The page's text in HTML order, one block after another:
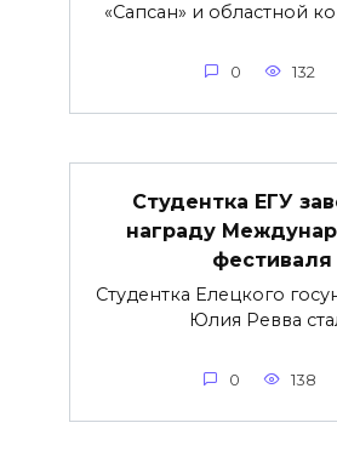
«Сапсан» и областной
0 132
Студентка ЕГУ
награду
фестиваля
Студентка Елецкого
Юлия Ревва
0 138